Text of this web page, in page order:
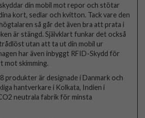
din mobil mot repor och stötar
kort, sedlar och kvitton. Tack vare den
så går det även bra att prata i
är stängd. Självklart funkar det också
utan att ta ut din mobil ur
har även inbyggt RFID-Skydd för
mot skimming.
produkter är designade i Danmark och
hantverkare i Kolkata, Indien i
neutrala fabrik för minsta